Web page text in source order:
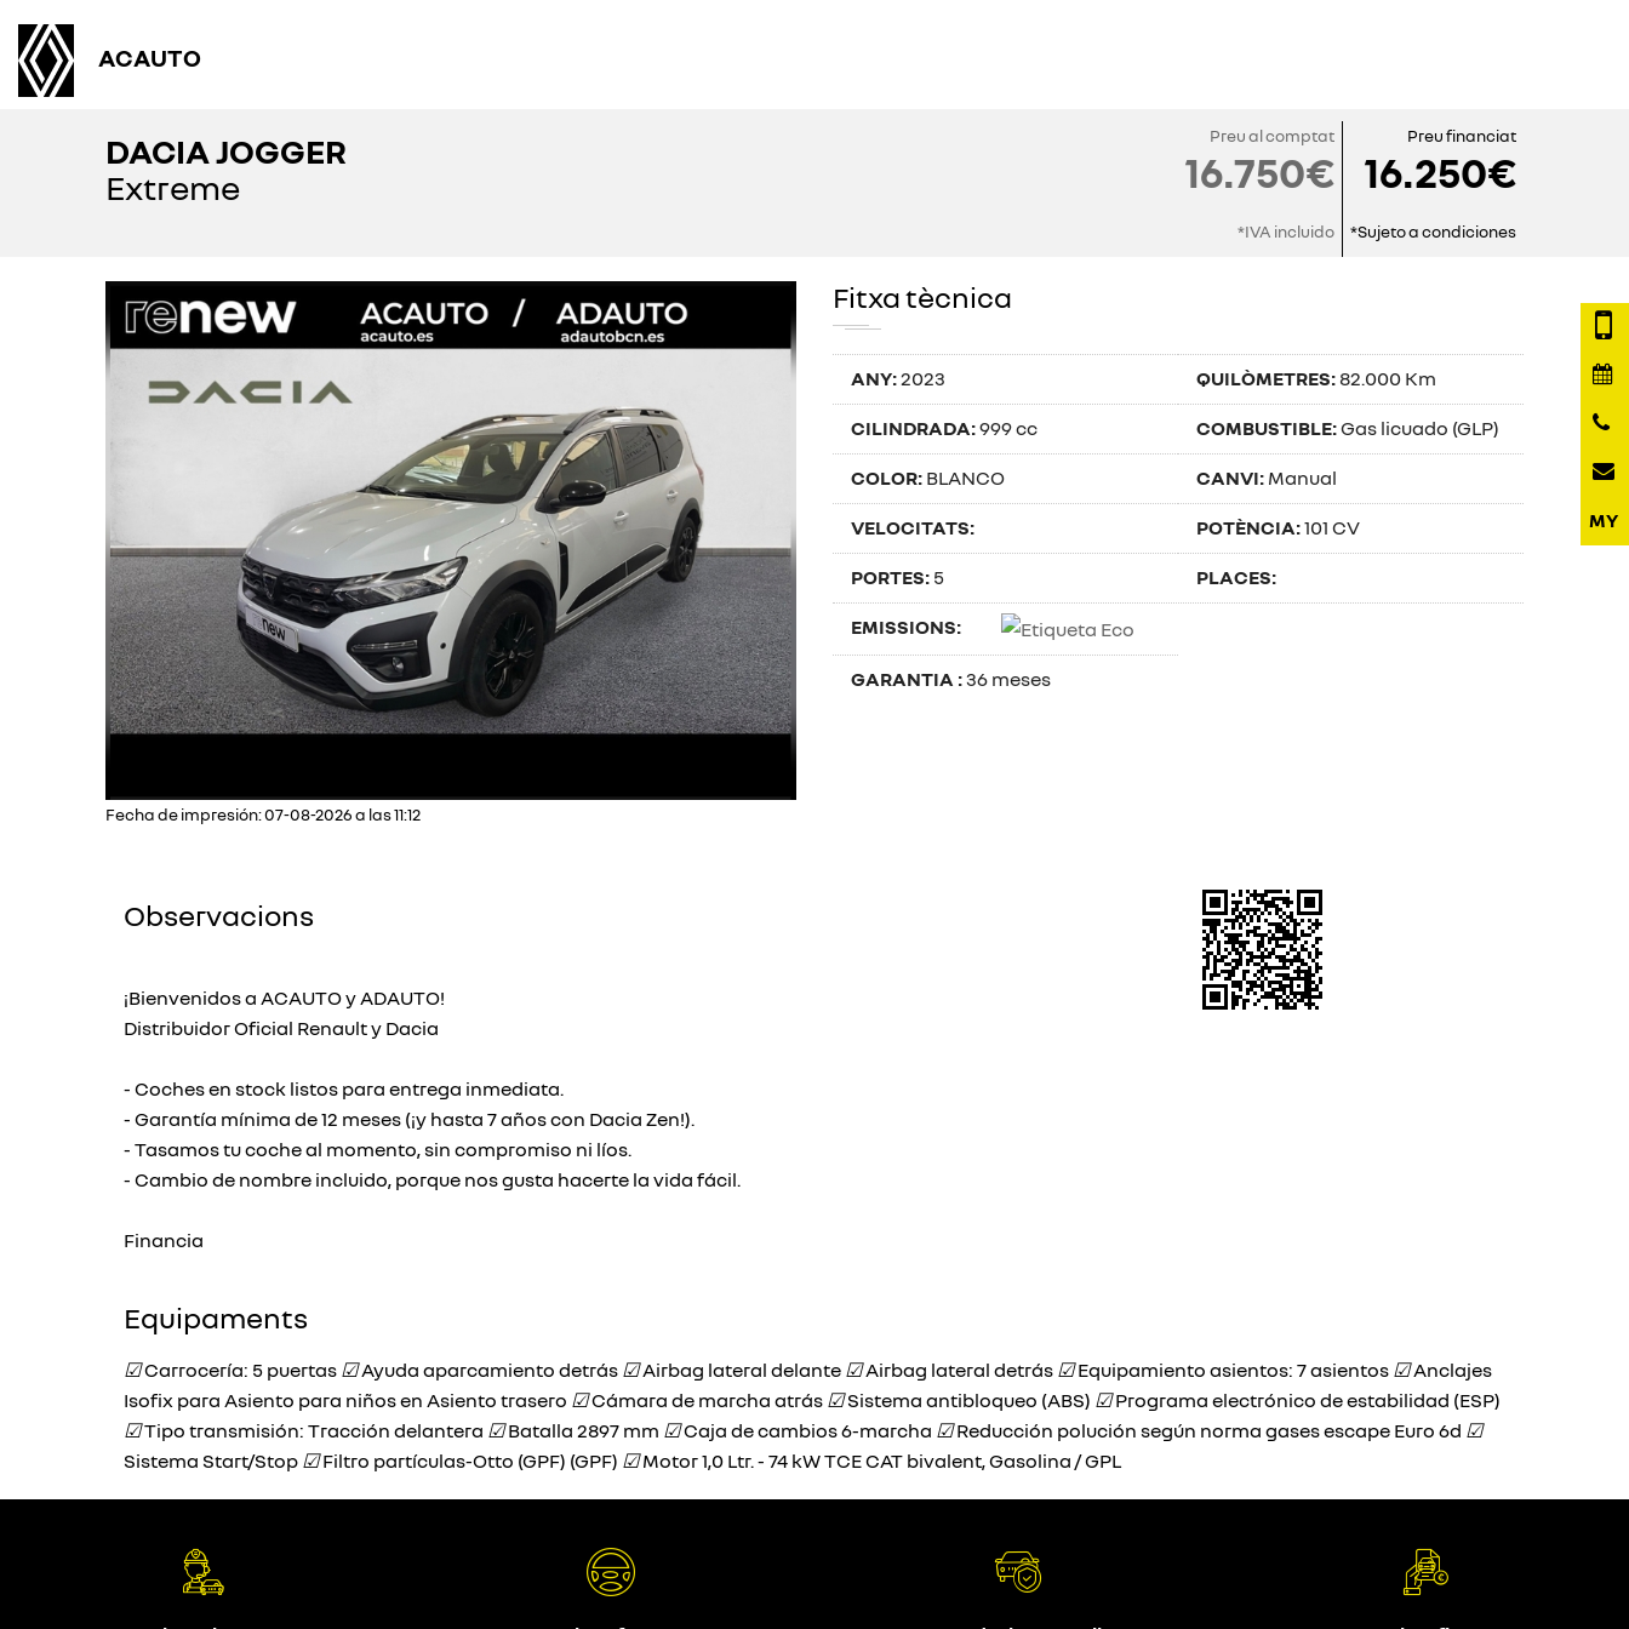
ACAUTO
DACIA JOGGER
Extreme
Preu al comptat
16.750€
*IVA incluido
Preu financiat
16.250€
*Sujeto a condiciones
Fecha de impresión: 07-08-2026 a las 11:12
Fitxa tècnica
ANY:2023 QUILÒMETRES: 82.000 Km
CILINDRADA:999 cc COMBUSTIBLE:Gas licuado (GLP)
COLOR: BLANCO CANVI: Manual
VELOCITATS: POTÈNCIA:101 CV
PORTES: 5 PLACES:
EMISSIONS:
GARANTIA :36 meses
Observacions
¡Bienvenidos a ACAUTO y ADAUTO!
Distribuidor Oficial Renault y Dacia
- Coches en stock listos para entrega inmediata.
- Garantía mínima de 12 meses (¡y hasta 7 años con Dacia Zen!).
- Tasamos tu coche al momento, sin compromiso ni líos.
- Cambio de nombre incluido, porque nos gusta hacerte la vida fácil.
Financia
Equipaments
☑Carrocería: 5 puertas ☑Ayuda aparcamiento detrás ☑Airbag lateral delante ☑Airbag lateral detrás ☑Equipamiento asientos: 7 asientos ☑Anclajes
Isofix para Asiento para niños en Asiento trasero ☑Cámara de marcha atrás ☑Sistema antibloqueo (ABS) ☑Programa electrónico de estabilidad (ESP)
☑Tipo transmisión: Tracción delantera ☑Batalla 2897 mm ☑Caja de cambios 6-marcha ☑Reducción polución según norma gases escape Euro 6d ☑
Sistema Start/Stop ☑Filtro partículas-Otto (GPF) (GPF) ☑Motor 1,0 Ltr. - 74 kW TCE CAT bivalent, Gasolina / GPL